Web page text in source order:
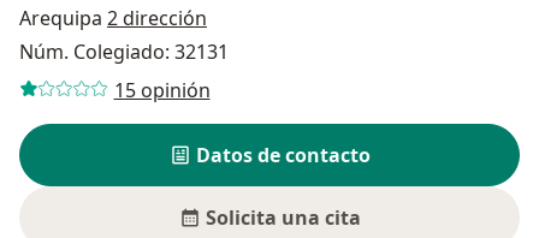
Arequipa 2 dirección
Núm. Colegiado: 32131
15 opinión
Datos de contacto
Solicita una cita